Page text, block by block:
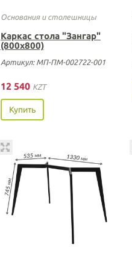
Основания и столешницы
Каркас стола "Зангар"
(800х800)
Артикул: МП-ПМ-002722-001
12 540 KZT
Купить